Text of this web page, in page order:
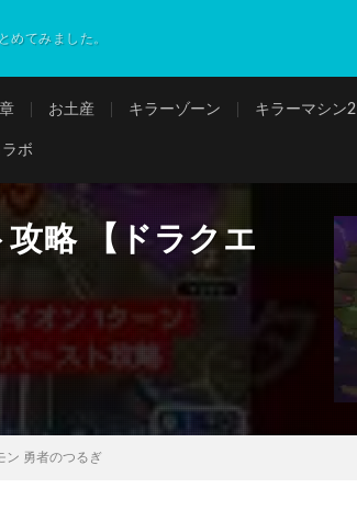
めてみました。
お土産 キラーゾーン キラーマシン2
ラボ
略 【ドラクエ
ン 勇者のつるぎ